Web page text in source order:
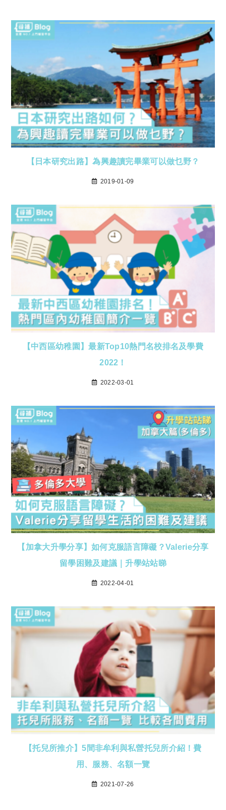
【日本研究出路】為興趣讀完畢業可以做乜野？
2019-01-09
【中西區幼稚園】最新Top10熱門名校排名及學費
2022！
2022-03-01
【加拿大升學分享】如何克服語言障礙？Valerie分享
留學困難及建議｜升學站站睇
2022-04-01
【托兒所推介】5間非牟利與私營托兒所介紹！費
用、服務、名額一覽
2021-07-26